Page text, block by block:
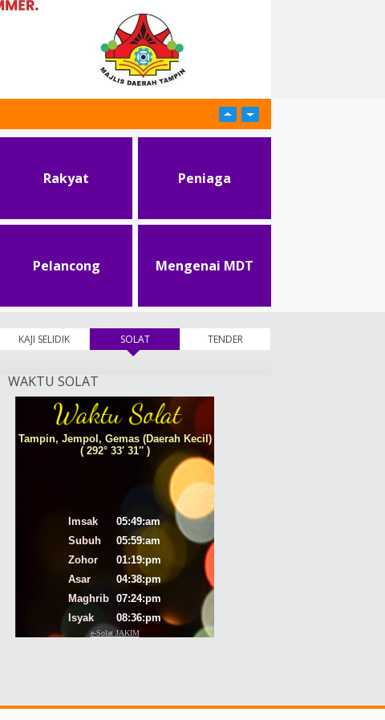
Rakyat Peniaga
Pelancong Mengenai MDT
KAJI SELIDIK SOLAT(tab aktif) TENDER
WAKTU SOLAT